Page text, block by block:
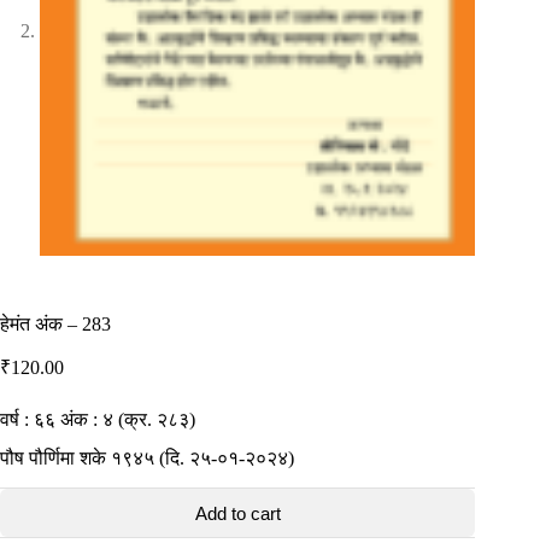
हेमंत अंक – 283
₹120.00
वर्ष : ६६ अंक : ४ (क्र. २८३)
पौष पौर्णिमा शके १९४५ (दि. २५-०१-२०२४)
Add to cart